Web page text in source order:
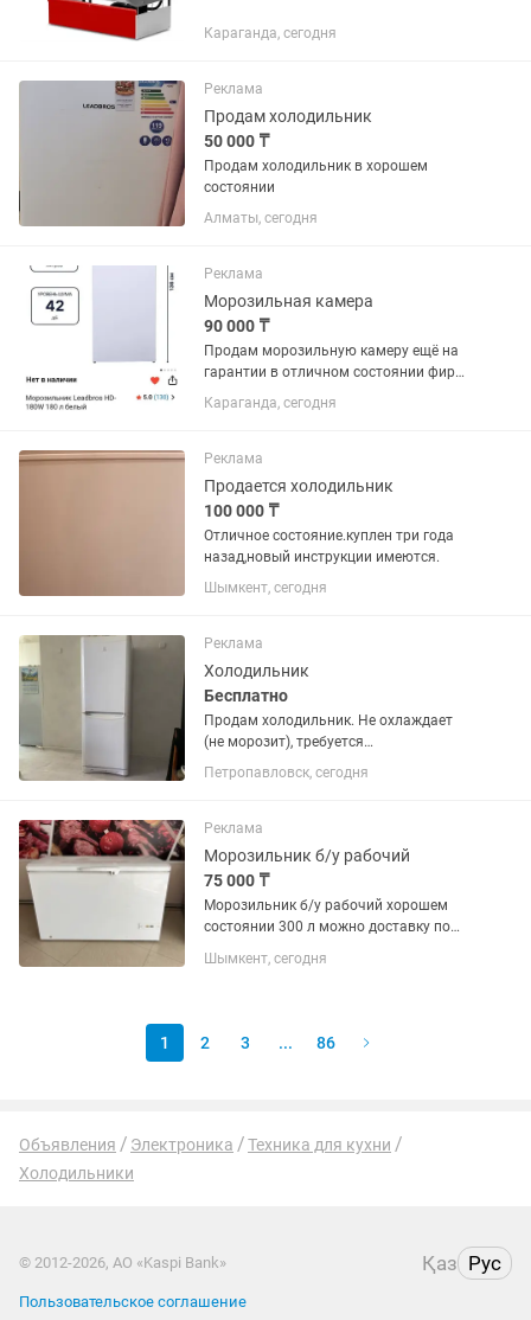
Караганда, сегодня
Реклама
Продам холодильник
50 000 ₸
Продам холодильник в хорошем
состоянии
Алматы, сегодня
Реклама
Морозильная камера
90 000 ₸
Продам морозильную камеру ещё на
гарантии в отличном состоянии фирма
LEADBROS.Продаю с связи переездом.
Камера на 180литров очень
136см ,шесть вместительных ящиков.
Караганда, сегодня
Реклама
Продается холодильник
100 000 ₸
Отличное состояние.куплен три года
назад,новый инструкции имеются.
Шымкент, сегодня
Реклама
Холодильник
Бесплатно
Продам холодильник. Не охлаждает
(не морозит), требуется
ремонт.бесплатно
Петропавловск, сегодня
Реклама
Морозильник б/у рабочий
75 000 ₸
Морозильник б/у рабочий хорошем
состоянии 300 л можно доставку по
Шымкент, сегодня
1 2 3 ... 86
Объявления Электроника
Техника для кухни
Холодильники
© 2012-2026, АО «Kaspi Bank» Қаз Рус
Пользовательское соглашение